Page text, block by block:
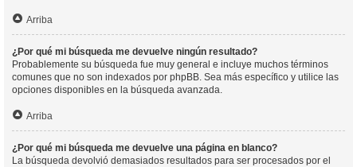
Arriba
¿Por qué mi búsqueda me devuelve ningún resultado?
Probablemente su búsqueda fue muy general e incluye muchos términos
comunes que no son indexados por phpBB. Sea más específico y utilice las
opciones disponibles en la búsqueda avanzada.
Arriba
¿Por qué mi búsqueda me devuelve una página en blanco?
La búsqueda devolvió demasiados resultados para ser procesados por el